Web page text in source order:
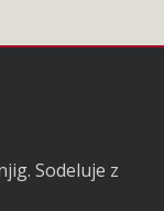
Sodeluje z